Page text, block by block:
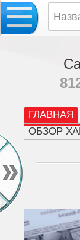
ГЛАВНАЯ
ОБЗОР